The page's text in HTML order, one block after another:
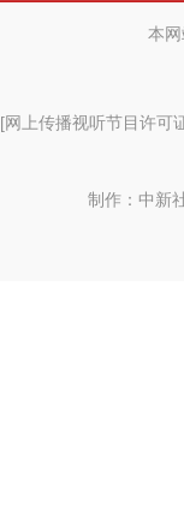
会议
本
[网上传播视听节目许可
制作：中